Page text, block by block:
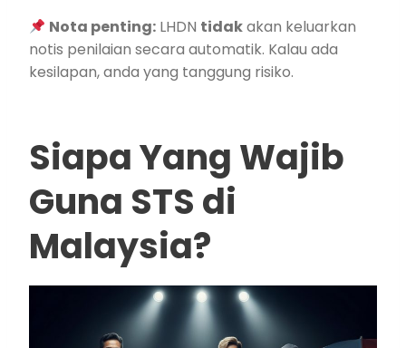
Nota penting: LHDN tidakakan keluarkan
notis penilaian secara automatik. Kalau ada
kesilapan, anda yang tanggung risiko.
Siapa Yang Wajib
Guna STS di
Malaysia?